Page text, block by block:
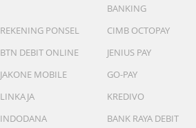
BANKING
REKENING PONSEL
CIMB OCTOPAY
BTN DEBIT ONLINE
JENIUS PAY
JAKONE MOBILE
GO-PAY
LINKAJA
KREDIVO
INDODANA BANK RAYA DEBIT